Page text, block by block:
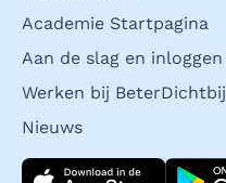
Academie Startpagina
Aan de slag en inloggen
Werken bij BeterDichtbij
Nieuws
Download direct